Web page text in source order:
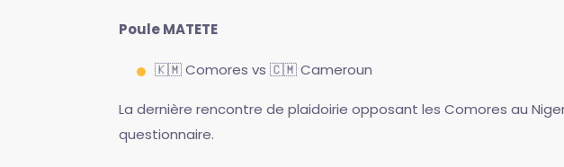
Poule MATETE
🇰🇲 Comores vs 🇨🇲 Cameroun
La dernière rencontre de plaidoirie opposant les Comores au
questionnaire.